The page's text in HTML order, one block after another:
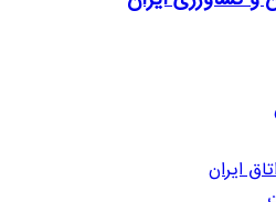
ایران